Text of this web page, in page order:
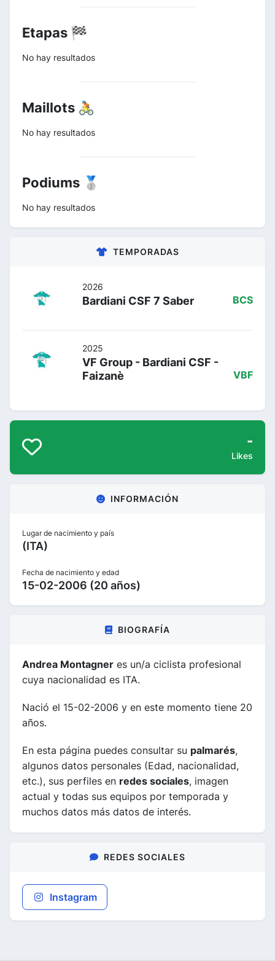
Etapas 🏁
No hay resultados
Maillots 🚴
No hay resultados
Podiums 🥈
No hay resultados
TEMPORADAS
2026
Bardiani CSF 7 Saber BCS
2025
VF Group - Bardiani CSF -
Faizanè
VBF
-
Likes
INFORMACIÓN
Lugar de nacimiento y país
(ITA)
Fecha de nacimiento y edad
15-02-2006 (20 años)
BIOGRAFÍA
Andrea Montagner es un/a ciclista profesional
cuya nacionalidad es ITA.
Nació el 15-02-2006 y en este momento tiene 20
años.
En esta página puedes consultar su palmarés,
algunos datos personales (Edad, nacionalidad,
etc.), sus perfiles en redes sociales, imagen
actual y todas sus equipos por temporada y
muchos datos más datos de interés.
REDES SOCIALES
Instagram